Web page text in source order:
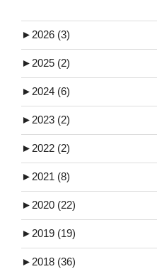
► 2026 (3)
► 2025 (2)
► 2024 (6)
► 2023 (2)
► 2022 (2)
► 2021 (8)
► 2020 (22)
► 2019 (19)
► 2018 (36)